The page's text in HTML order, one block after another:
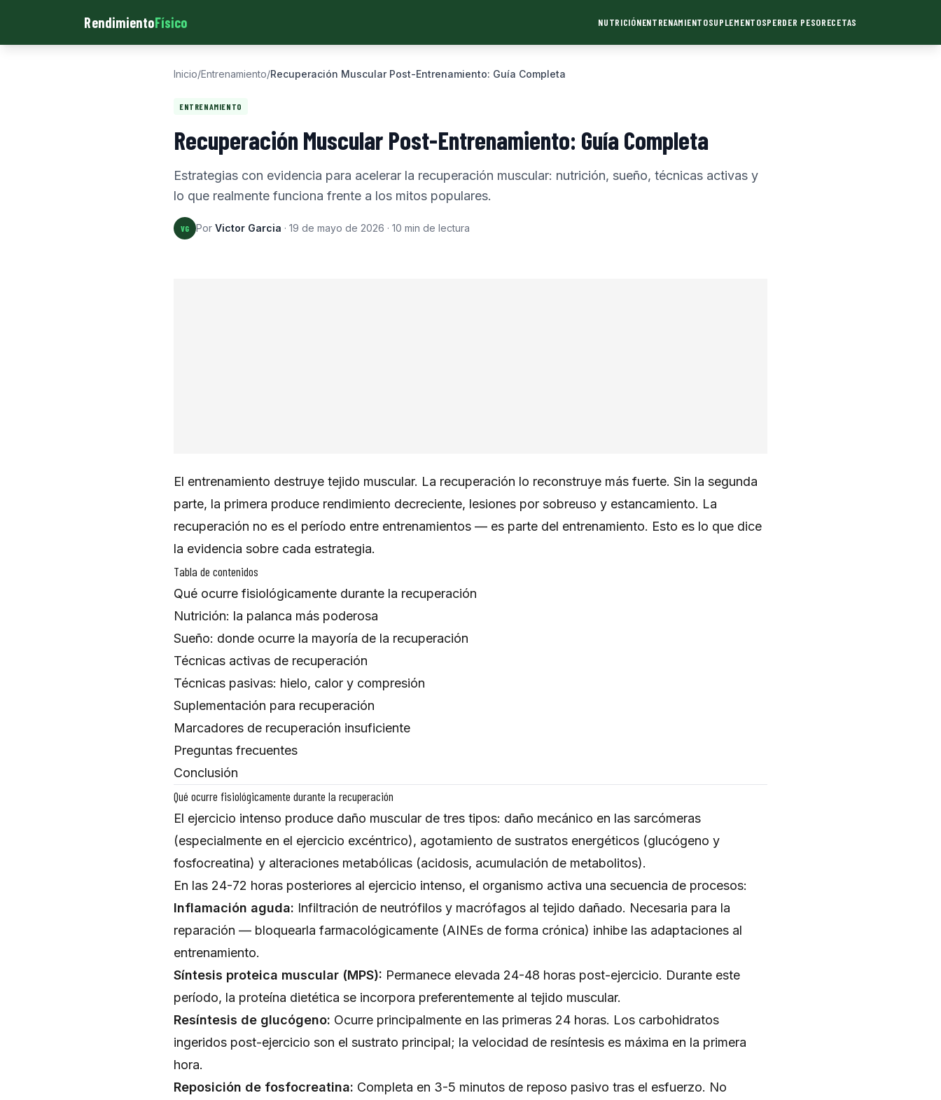
RendimientoFísico NUTRICIÓNENTRENAMIENTOSUPLEMENTOSPERDER PESORECETAS
Inicio/Entrenamiento/Recuperación Muscular Post-Entrenamiento: Guía Completa
ENTRENAMIENTO
Recuperación Muscular Post-Entrenamiento: Guía Completa
Estrategias con evidencia para acelerar la recuperación muscular: nutrición, sueño, técnicas activas y
lo que realmente funciona frente a los mitos populares.
VG Por Victor Garcia · 19 de mayo de 2026 · 10 min de lectura
El entrenamiento destruye tejido muscular. La recuperación lo reconstruye más fuerte. Sin la segunda
parte, la primera produce rendimiento decreciente, lesiones por sobreuso y estancamiento. La
recuperación no es el período entre entrenamientos — es parte del entrenamiento. Esto es lo que dice
la evidencia sobre cada estrategia.
Tabla de contenidos
Qué ocurre fisiológicamente durante la recuperación
Nutrición: la palanca más poderosa
Sueño: donde ocurre la mayoría de la recuperación
Técnicas activas de recuperación
Técnicas pasivas: hielo, calor y compresión
Suplementación para recuperación
Marcadores de recuperación insuficiente
Preguntas frecuentes
Conclusión
Qué ocurre fisiológicamente durante la recuperación
El ejercicio intenso produce daño muscular de tres tipos: daño mecánico en las sarcómeras
(especialmente en el ejercicio excéntrico), agotamiento de sustratos energéticos (glucógeno y
fosfocreatina) y alteraciones metabólicas (acidosis, acumulación de metabolitos).
En las 24-72 horas posteriores al ejercicio intenso, el organismo activa una secuencia de procesos:
Inflamación aguda: Infiltración de neutrófilos y macrófagos al tejido dañado. Necesaria para la
reparación — bloquearla farmacológicamente (AINEs de forma crónica) inhibe las adaptaciones al
entrenamiento.
Síntesis proteica muscular (MPS): Permanece elevada 24-48 horas post-ejercicio. Durante este
período, la proteína dietética se incorpora preferentemente al tejido muscular.
Resíntesis de glucógeno: Ocurre principalmente en las primeras 24 horas. Los carbohidratos
ingeridos post-ejercicio son el sustrato principal; la velocidad de resíntesis es máxima en la primera
hora.
Reposición de fosfocreatina: Completa en 3-5 minutos de reposo pasivo tras el esfuerzo. No